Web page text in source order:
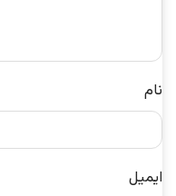
نام
ایمیل